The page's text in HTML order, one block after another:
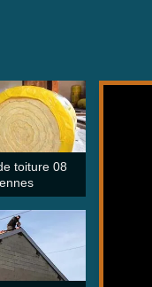
toiture 08